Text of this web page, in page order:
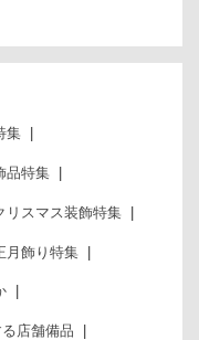
集
品特集
リスマス装飾特集
月飾り特集
店舗備品